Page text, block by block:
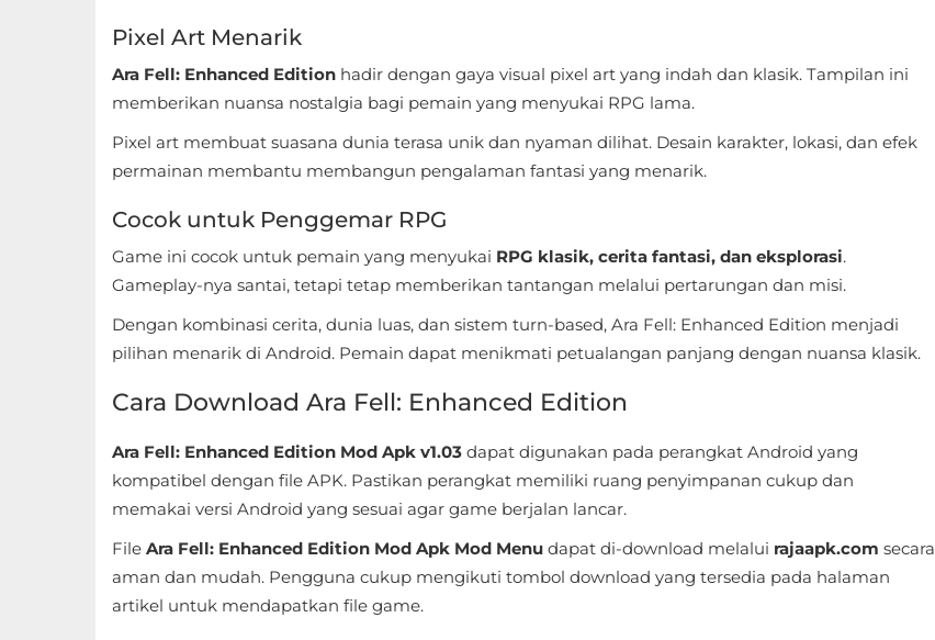
Pixel Art Menarik
Ara Fell: Enhanced Edition hadir dengan gaya visual pixel art yang indah dan klasik. Tampilan ini
memberikan nuansa nostalgia bagi pemain yang menyukai RPG lama.
Pixel art membuat suasana dunia terasa unik dan nyaman dilihat. Desain karakter, lokasi, dan efek
permainan membantu membangun pengalaman fantasi yang menarik.
Cocok untuk Penggemar RPG
Game ini cocok untuk pemain yang menyukai RPG klasik, cerita fantasi, dan eksplorasi.
Gameplay-nya santai, tetapi tetap memberikan tantangan melalui pertarungan dan misi.
Dengan kombinasi cerita, dunia luas, dan sistem turn-based, Ara Fell: Enhanced Edition menjadi
pilihan menarik di Android. Pemain dapat menikmati petualangan panjang dengan nuansa klasik.
Cara Download Ara Fell: Enhanced Edition
Ara Fell: Enhanced Edition Mod Apk v1.03 dapat digunakan pada perangkat Android yang
kompatibel dengan file APK. Pastikan perangkat memiliki ruang penyimpanan cukup dan
memakai versi Android yang sesuai agar game berjalan lancar.
File Ara Fell: Enhanced Edition Mod Apk Mod Menu dapat di-download melalui rajaapk.com secara
aman dan mudah. Pengguna cukup mengikuti tombol download yang tersedia pada halaman
artikel untuk mendapatkan file game.